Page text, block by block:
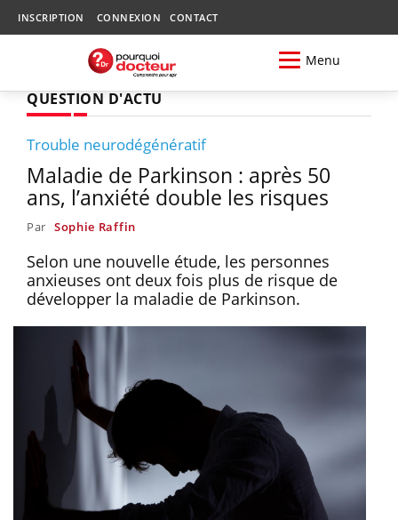
INSCRIPTION CONNEXION CONTACT
Menu
QUESTION D'ACTU
Trouble neurodégénératif
Maladie de Parkinson : après 50
ans, l’anxiété double les risques
Par Sophie Raffin
Selon une nouvelle étude, les personnes
anxieuses ont deux fois plus de risque de
développer la maladie de Parkinson.